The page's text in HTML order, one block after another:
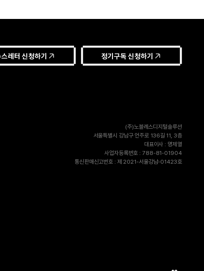
레터 신청하기 정기구독 신청하기
(주)노블레스디지털솔루션
서울특별시 강남구 언주로 136길 11, 3층
대표이사 : 명제열
사업자등록번호 : 788-81-01904
통신판매신고번호 : 제 2021-서울강남-01423호